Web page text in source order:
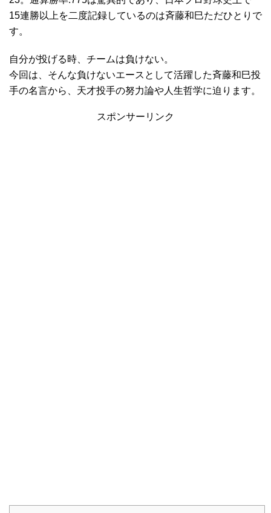
15連勝以上を二度記録しているのは斉藤和巳ただひとりで
す。
自分が投げる時、チームは負けない。
今回は、そんな負けないエースとして活躍した斉藤和巳投
手の名言から、天才投手の努力論や人生哲学に迫ります。
スポンサーリンク